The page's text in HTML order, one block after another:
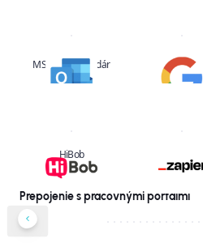
MS Office kalendár Google
HiBob
Prepojenie s pracovnými portálmi